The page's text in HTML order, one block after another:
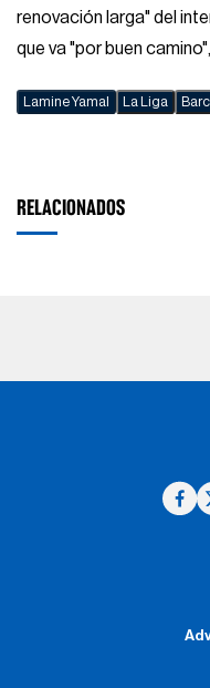
renovación larga" del
que va "por buen
Lamine Yamal La Liga
RELACIONADOS